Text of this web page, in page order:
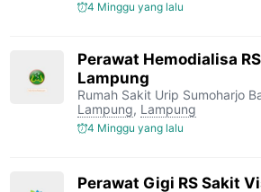
4 Minggu yang lalu
Perawat Hemodialisa
Lampung
Rumah Sakit Urip Sumoharjo
Lampung, Lampung
4 Minggu yang lalu
Perawat Gigi RS Sakit